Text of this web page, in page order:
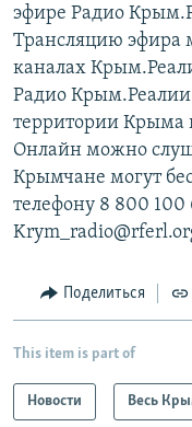
эфире Радио
Трансляцию эфира
каналах
Радио Крым.Реалии
территории Крыма
Онлайн можно
Крымчане могут
телефону 8 800 100
Поделиться
This item is part of
Новости Весь